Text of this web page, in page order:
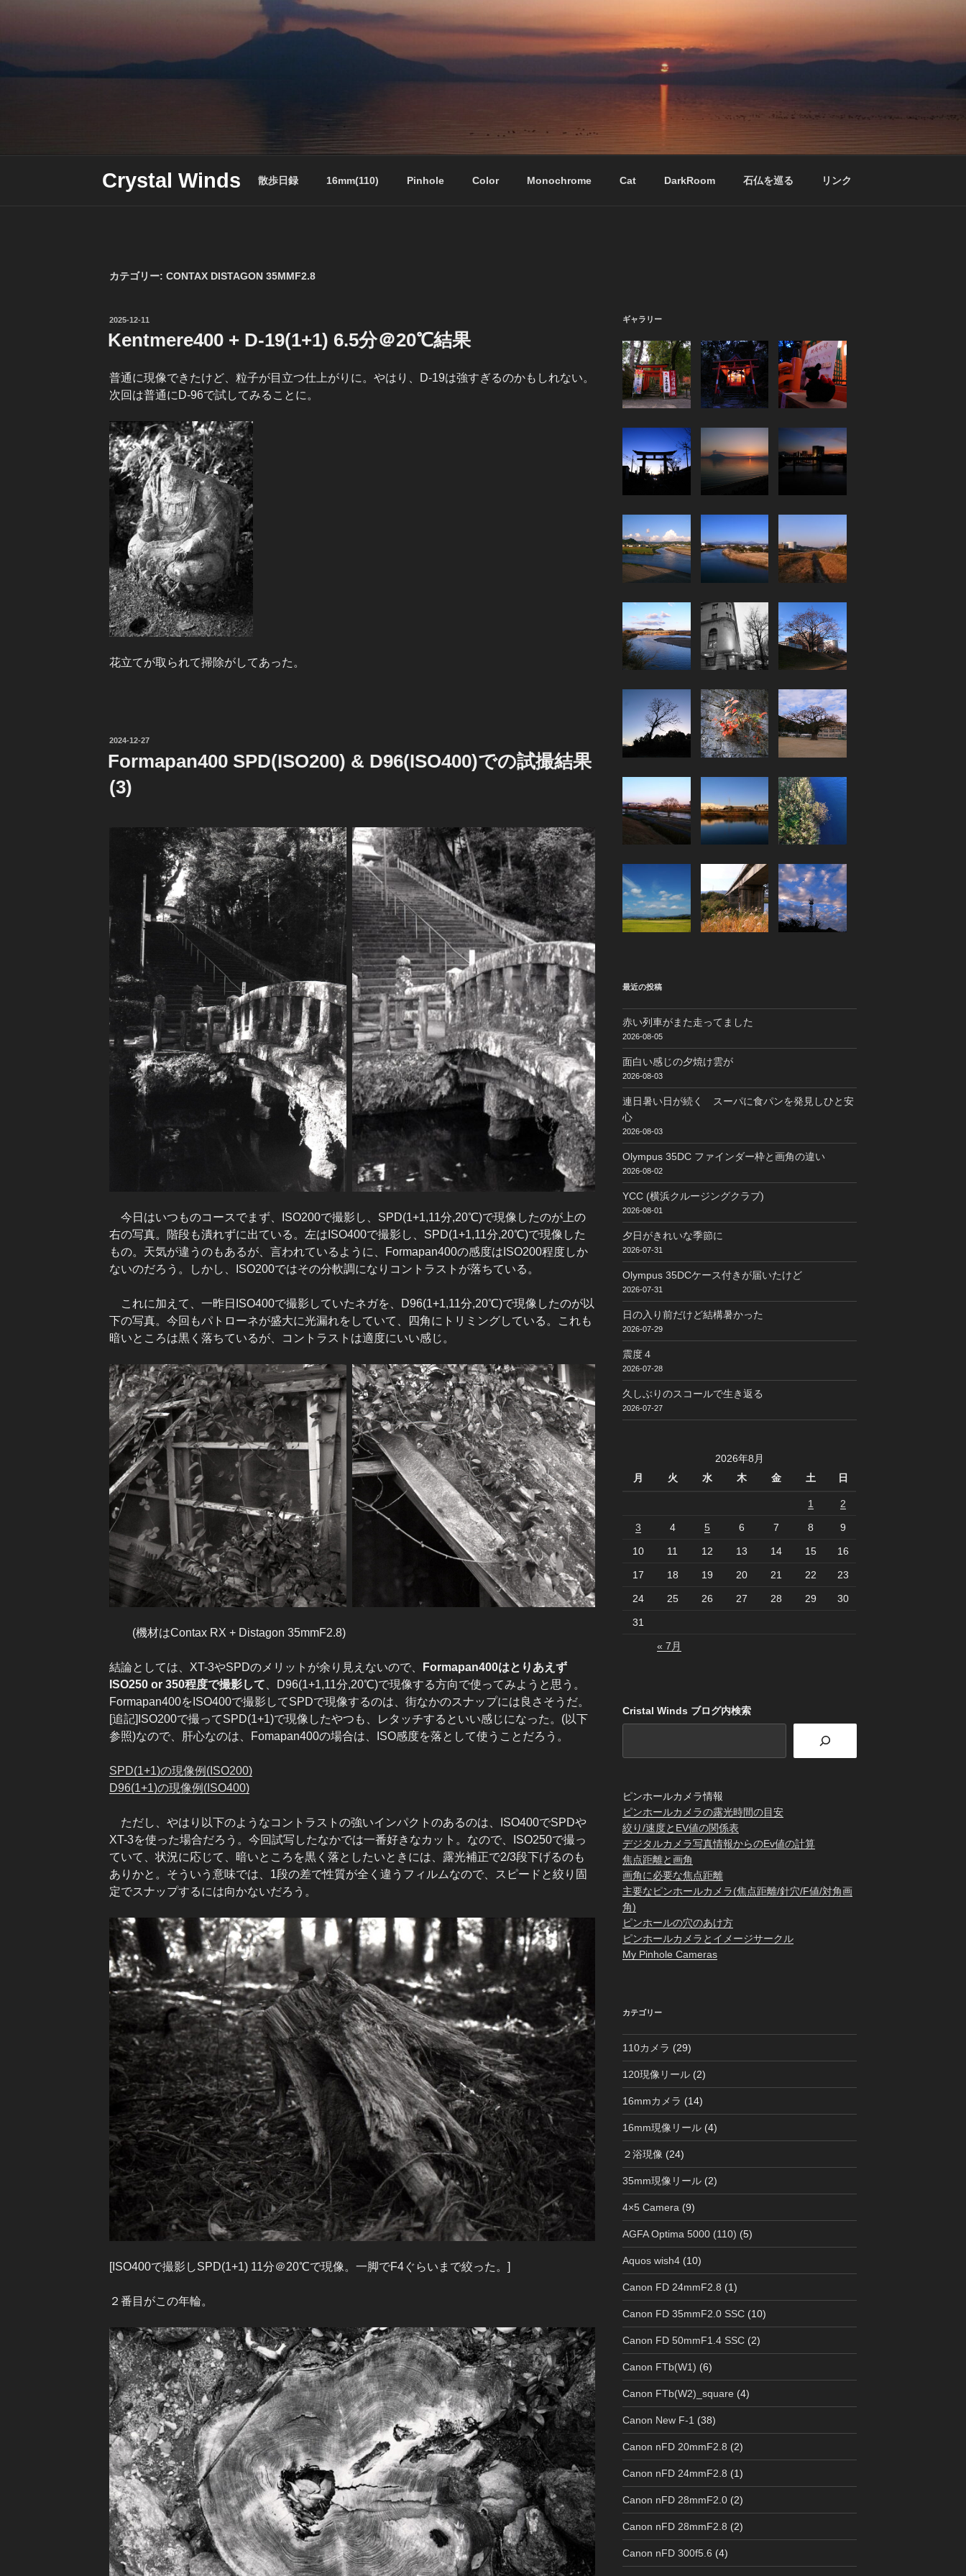
content
Crystal Winds 散歩日録 16mm(110) Pinhole Color Monochrome Cat DarkRoom 石仏を巡る リンク
カテゴリー: CONTAX DISTAGON 35MMF2.8
投
日:
2025-12-11
Kentmere400 + D-19(1+1) 6.5分＠20℃結果
普通に現像できたけど、粒子が目立つ仕上がりに。やはり、D-19は強すぎるのかもしれない。
次回は普通にD-96で試してみることに。
花立てが取られて掃除がしてあった。
投
日:
2024-12-27
Formapan400 SPD(ISO200) & D96(ISO400)での試撮結果
(3)
今日はいつものコースでまず、ISO200で撮影し、SPD(1+1,11分,20℃)で現像したのが上の
右の写真。階段も潰れずに出ている。左はISO400で撮影し、SPD(1+1,11分,20℃)で現像した
もの。天気が違うのもあるが、言われているように、Formapan400の感度はISO200程度しか
ないのだろう。しかし、ISO200ではその分軟調になりコントラストが落ちている。
これに加えて、一昨日ISO400で撮影していたネガを、D96(1+1,11分,20℃)で現像したのが以
下の写真。今回もパトローネが盛大に光漏れをしていて、四角にトリミングしている。これも
暗いところは黒く落ちているが、コントラストは適度にいい感じ。
(機材はContax RX + Distagon 35mmF2.8)
結論としては、XT-3やSPDのメリットが余り見えないので、
Formapan400はとりあえず
ISO250 or 350程度で撮影して 、D96(1+1,11分,20℃)で現像する方向で使ってみようと思う。
Formapan400をISO400で撮影してSPDで現像するのは、街なかのスナップには良さそうだ。
[追記]ISO200で撮ってSPD(1+1)で現像したやつも、レタッチするといい感じになった。(以下
参照)なので、肝心なのは、Fomapan400の場合は、ISO感度を落として使うことだろう。
SPD(1+1)の現像例(ISO200)
D96(1+1)の現像例(ISO400)
ただし、やはり以下のようなコントラストの強いインパクトのあるのは、ISO400でSPDや
XT-3を使った場合だろう。今回試写したなかでは一番好きなカット。なので、ISO250で撮っ
ていて、状況に応じて、暗いところを黒く落としたいときには、露光補正で2/3段下げるのも
ありかと。そういう意味では、1段の差で性質が全く違うフィルムなので、スピードと絞り固
定でスナップするには向かないだろう。
[ISO400で撮影しSPD(1+1) 11分＠20℃で現像。一脚でF4ぐらいまで絞った。]
２番目がこの年輪。
ギャラリー
最近の投稿
赤い列車がまた走ってました
2026-08-05
面白い感じの夕焼け雲が
2026-08-03
連日暑い日が続く スーパに食パンを発見しひと安
心
2026-08-03
Olympus 35DC ファインダー枠と画角の違い
2026-08-02
YCC (横浜クルージングクラブ)
2026-08-01
夕日がきれいな季節に
2026-07-31
Olympus 35DCケース付きが届いたけど
2026-07-31
日の入り前だけど結構暑かった
2026-07-29
震度４
2026-07-28
久しぶりのスコールで生き返る
2026-07-27
2026年8月
月
火 水 木 金 土 日
1 2
3 4 5 6 7 8 9
10 11 12 13 14 15 16
17 18 19 20 21 22 23
24 25 26 27 28 29 30
31
« 7月
Cristal Winds ブログ内検索
ピンホールカメラ情報
ピンホールカメラの露光時間の目安
絞り/速度とEV値の関係表
デジタルカメラ写真情報からのEv値の計算
焦点距離と画角
画角に必要な焦点距離
主要なピンホールカメラ(焦点距離/針穴/F値/対角画
角)
ピンホールの穴のあけ方
ピンホールカメラとイメージサークル
My Pinhole Cameras
カテゴリー
110カメラ (29)
120現像リール (2)
16mmカメラ (14)
16mm現像リール (4)
２浴現像 (24)
35mm現像リール (2)
4×5 Camera (9)
AGFA Optima 5000 (110) (5)
Aquos wish4 (10)
Canon FD 24mmF2.8 (1)
Canon FD 35mmF2.0 SSC (10)
Canon FD 50mmF1.4 SSC (2)
Canon FTb(W1) (6)
Canon FTb(W2)_square (4)
Canon New F-1 (38)
Canon nFD 20mmF2.8 (2)
Canon nFD 24mmF2.8 (1)
Canon nFD 28mmF2.0 (2)
Canon nFD 28mmF2.8 (2)
Canon nFD 300f5.6 (4)